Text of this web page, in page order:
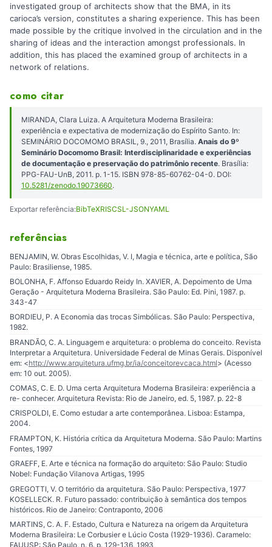
investigated group of architects show that the BMA, in its
carioca’s version, constitutes a sharing experience. This has been
made possible by the critique involved in the circulation and in the
sharing of ideas and the interaction amongst professionals. In
addition, this has placed the examined group of architects in a
network of relations.
como citar
MIRANDA, Clara Luiza. A Arquitetura Moderna Brasileira:
experiência e expectativa de modernização do Espírito Santo. In:
SEMINÁRIO DOCOMOMO BRASIL, 9., 2011, Brasília. Anais do 9º
Seminário Docomomo Brasil: Interdisciplinaridade e experiências
de documentação e preservação do patrimônio recente. Brasília:
PPG-FAU-UnB, 2011. p. 1-15. ISBN 978-85-60762-04-0. DOI:
10.5281/zenodo.19073660.
Exportar referência:BibTeXRISCSL-JSONYAML
referências
BENJAMIN, W. Obras Escolhidas, V. I, Magia e técnica, arte e política, São
Paulo: Brasiliense, 1985.
BOLONHA, F. Affonso Eduardo Reidy In. XAVIER, A. Depoimento de Uma
Geração - Arquitetura Moderna Brasileira. São Paulo: Ed. Pini, 1987. p.
343-47
BORDIEU, P. A Economia das trocas Simbólicas. São Paulo: Perspectiva,
1982.
BRANDÃO, C. A. Linguagem e arquitetura: o problema do conceito. Revista
Interpretar a Arquitetura. Universidade Federal de Minas Gerais. Disponível
em: <http://www.arquitetura.ufmg.br/ia/conceitorevcaca.html> (Acesso
em: 10 out. 2005).
COMAS, C. E. D. Uma certa Arquitetura Moderna Brasileira: experiência a
re- conhecer. Arquitetura Revista: Rio de Janeiro, ed. 5, 1987. p. 22-8
CRISPOLDI, E. Como estudar a arte contemporânea. Lisboa: Estampa,
2004.
FRAMPTON, K. História crítica da Arquitetura Moderna. São Paulo: Martins
Fontes, 1997
GRAEFF, E. Arte e técnica na formação do arquiteto: São Paulo: Studio
Nobel: Fundação Vilanova Artigas, 1995
GREGOTTI, V. O território da arquitetura. São Paulo: Perspectiva, 1977
KOSELLECK. R. Futuro passado: contribuição à semântica dos tempos
históricos. Rio de Janeiro: Contraponto, 2006
MARTINS, C. A. F. Estado, Cultura e Natureza na origem da Arquitetura
Moderna Brasileira: Le Corbusier e Lúcio Costa (1929-1936). Caramelo:
FAUUSP: São Paulo, n. 6. p. 129-136, 1993